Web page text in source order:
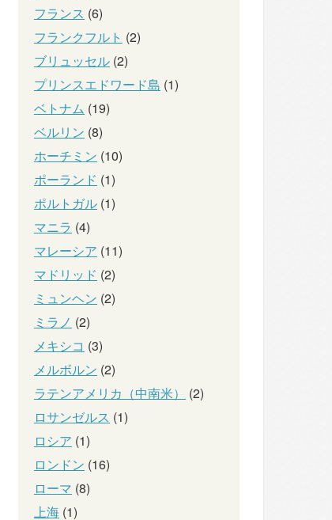
フランス (6)
フランクフルト (2)
ブリュッセル (2)
プリンスエドワード島 (1)
ベトナム (19)
ベルリン (8)
ホーチミン (10)
ポーランド (1)
ポルトガル (1)
マニラ (4)
マレーシア (11)
マドリッド (2)
ミュンヘン (2)
ミラノ (2)
メキシコ (3)
メルボルン (2)
ラテンアメリカ（中南米）
(2)
ロサンゼルス (1)
ロシア (1)
ロンドン (16)
ローマ (8)
上海 (1)